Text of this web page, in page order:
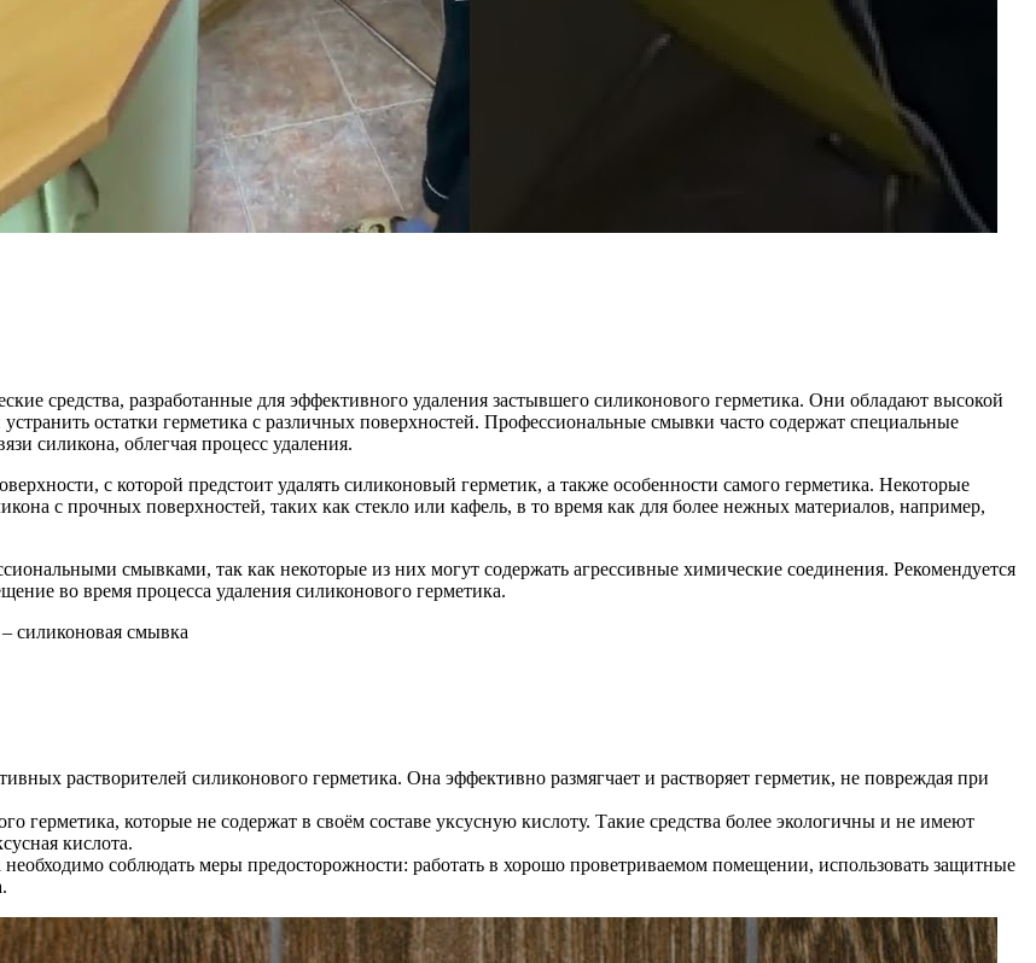
средства, разработанные для эффективного удаления застывшего силиконового герметика. Они обладают высокой
остатки герметика с различных поверхностей. Профессиональные смывки часто содержат специальные
силикона, облегчая процесс удаления.
с которой предстоит удалять силиконовый герметик, а также особенности самого герметика. Некоторые
с прочных поверхностей, таких как стекло или кафель, в то время как для более нежных материалов, например,
смывками, так как некоторые из них могут содержать агрессивные химические соединения. Рекомендуется
во время процесса удаления силиконового герметика.
растворителей силиконового герметика. Она эффективно размягчает и растворяет герметик, не повреждая при
герметика, которые не содержат в своём составе уксусную кислоту. Такие средства более экологичны и не имеют
кислота.
соблюдать меры предосторожности: работать в хорошо проветриваемом помещении, использовать защитные